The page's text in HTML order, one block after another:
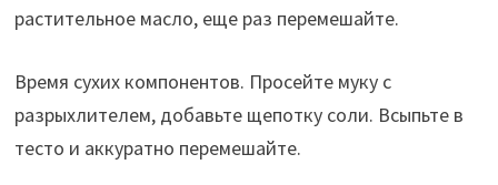
растительное масло, еще раз перемешайте.
Время сухих компонентов. Просейте муку с
разрыхлителем, добавьте щепотку соли. Всыпьте в
тесто и аккуратно перемешайте.